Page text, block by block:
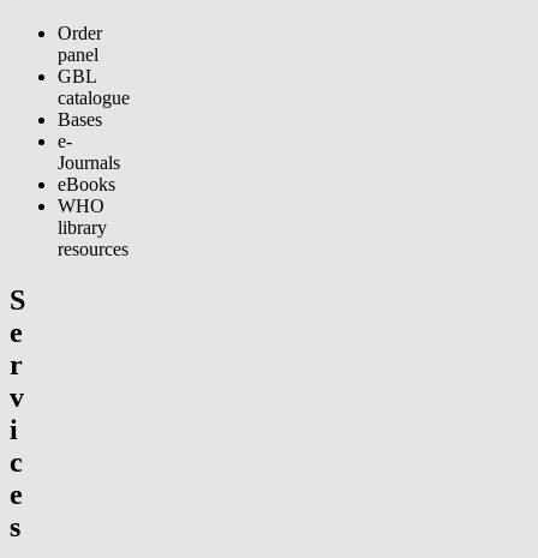
Order
panel
GBL
catalogue
Bases
e-
Journals
eBooks
WHO
library
resources
S
e
r
v
i
c
e
s